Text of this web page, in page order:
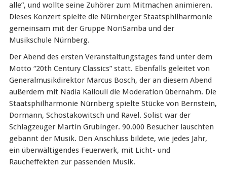
alle”, und wollte seine Zuhörer zum Mitmachen animieren.
Dieses Konzert spielte die Nürnberger Staatsphilharmonie
gemeinsam mit der Gruppe NoriSamba und der
Musikschule Nürnberg.
Der Abend des ersten Veranstaltungstages fand unter dem
Motto “20th Century Classics” statt. Ebenfalls geleitet von
Generalmusikdirektor Marcus Bosch, der an diesem Abend
außerdem mit Nadia Kailouli die Moderation übernahm. Die
Staatsphilharmonie Nürnberg spielte Stücke von Bernstein,
Dormann, Schostakowitsch und Ravel. Solist war der
Schlagzeuger Martin Grubinger. 90.000 Besucher lauschten
gebannt der Musik. Den Anschluss bildete, wie jedes Jahr,
ein überwältigendes Feuerwerk, mit Licht- und
Raucheffekten zur passenden Musik.